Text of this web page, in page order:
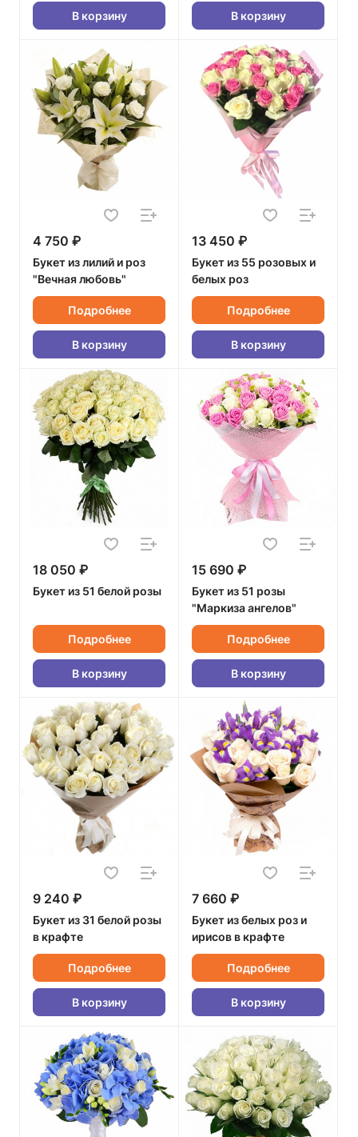
В корзину В корзину
4 750 ₽
Букет из лилий и роз
"Вечная любовь"
Подробнее
В корзину
13 450 ₽
Букет из 55 розовых и
белых роз
Подробнее
В корзину
18 050 ₽
Букет из 51 белой розы
Подробнее
В корзину
15 690 ₽
Букет из 51 розы
"Маркиза ангелов"
Подробнее
В корзину
9 240 ₽
Букет из 31 белой розы
в крафте
Подробнее
В корзину
7 660 ₽
Букет из белых роз и
ирисов в крафте
Подробнее
В корзину